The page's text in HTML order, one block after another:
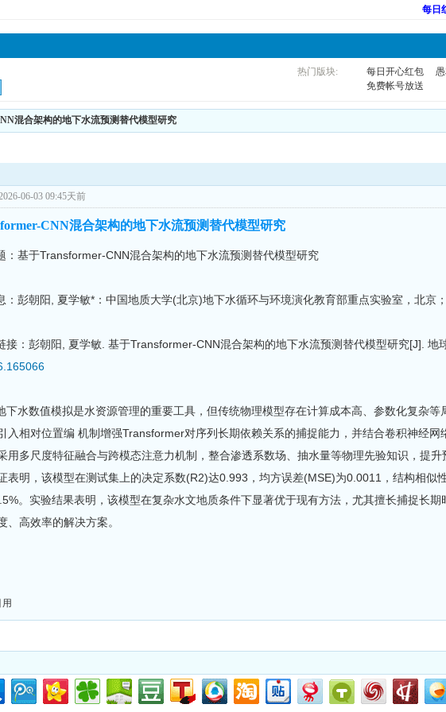
每日
热门版块: 每日开心红包
免费帐号放送
混合架构的地下水流预测替代模型研究
06-03 09:45天前
CNN混合架构的地下水流预测替代模型研究
：基于Transformer-CNN混合架构的地下水流预测替代模型研究
：彭朝阳, 夏学敏*：中国地质大学(北京)地下水循环与环境演化教育部重点实验室，北京
接：彭朝阳, 夏学敏. 基于Transformer-CNN混合架构的地下水流预测替代模型研究[J].
下水数值模拟是水资源管理的重要工具，但传统物理模型存在计算成本高、参数化复杂
入相对位置编 机制增强Transformer对序列长期依赖关系的捕捉能力，并结合卷积神经
用多尺度特征融合与跨模态注意力机制，整合渗透系数场、抽水量等物理先验知识，提
表明，该模型在测试集上的决定系数(R2)达0.993，均方误差(MSE)为0.0011，结构相似
。实验结果表明，该模型在复杂水文地质条件下显著优于现有方法，尤其擅长捕捉长
、高效率的解决方案。
用